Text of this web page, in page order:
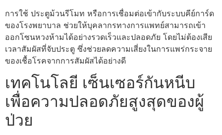
การใช้ ประตูม้วนรีโมท หรือการเชื่อมต่อเข้ากับระบบคีย์การ์ด
ของโรงพยาบาล ช่วยให้บุคลากรทางการแพทย์สามารถเข้า
ออกโซนหวงห้ามได้อย่างรวดเร็วและปลอดภัย โดยไม่ต้องเสีย
เวลาสัมผัสที่จับประตู ซึ่งช่วยลดความเสี่ยงในการแพร่กระจาย
ของเชื้อโรคจากการสัมผัสได้อย่างดี
เทคโนโลยี เซ็นเซอร์กันหนีบ
เพื่อความปลอดภัยสูงสุดของผู้
ป่วย